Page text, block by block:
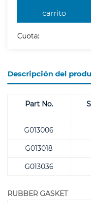
carrito
Cuota:
Descripción del
Part No.
G013006
G013018
G013036
RUBBER GASKET